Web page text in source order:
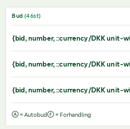
Bud (46st)
{bid, number, ::currency/DKK unit-
{bid, number, ::currency/DKK unit-
{bid, number, ::currency/DKK unit-
= Autobud = Forhandling